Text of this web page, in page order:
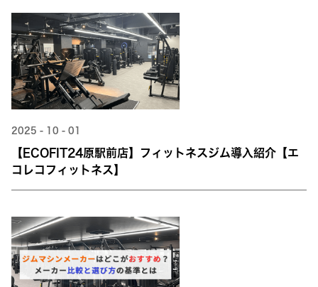
2025 - 10 - 01
【ECOFIT24原駅前店】フィットネスジム導入紹介【エ
コレコフィットネス】